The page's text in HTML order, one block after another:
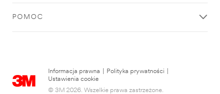
POMOC
Informacja prawna Polityka prywatności
Ustawienia cookie
© 3M 2026. Wszelkie prawa zastrzeżone.